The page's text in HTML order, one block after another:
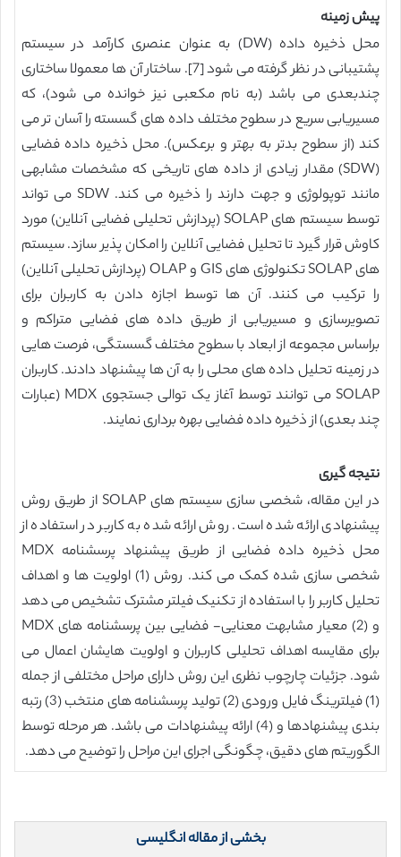
پیش زمینه
محل ذخیره داده (DW) به عنوان عنصری کارآمد در سیستم
پشتیبانی در نظر گرفته می شود [7]. ساختار آن ها معمولا ساختاری
چندبعدی می باشد (به نام مکعبی نیز خوانده می شود)، که
مسیریابی سریع در سطوح مختلف داده های گسسته را آسان تر می
کند (از سطوح بدتر به بهتر و برعکس). محل ذخیره داده فضایی
(SDW) مقدار زیادی از داده های تاریخی که مشخصات مشابهی
مانند توپولوژی و جهت دارند را ذخیره می کند. SDW می تواند
توسط سیستم های SOLAP (پردازش تحلیلی فضایی آنلاین) مورد
کاوش قرار گیرد تا تحلیل فضایی آنلاین را امکان پذیر سازد. سیستم
های SOLAP تکنولوژی های GIS و OLAP (پردازش تحلیلی آنلاین)
را ترکیب می کنند. آن ها توسط اجازه دادن به کاربران برای
تصویرسازی و مسیریابی از طریق داده های فضایی متراکم و
براساس مجموعه از ابعاد با سطوح مختلف گسستگی، فرصت هایی
در زمینه تحلیل داده های محلی را به آن ها پیشنهاد دادند. کاربران
SOLAP می توانند توسط آغاز یک توالی جستجوی MDX (عبارات
چند بعدی) از ذخیره داده فضایی بهره برداری نمایند.
نتیجه گیری
در این مقاله، شخصی سازی سیستم های SOLAP از طریق روش
پیشنهادی ارائه شده است. روش ارائه شده به کاربر در استفاده از
محل ذخیره داده فضایی از طریق پیشنهاد پرسشنامه MDX
شخصی سازی شده کمک می کند. روش (1) اولویت ها و اهداف
تحلیل کاربر را با استفاده از تکنیک فیلتر مشترک تشخیص می دهد
و (2) معیار مشابهت معنایی- فضایی بین پرسشنامه های MDX
برای مقایسه اهداف تحلیلی کاربران و اولویت هایشان اعمال می
شود. جزئیات چارچوب نظری این روش دارای مراحل مختلفی از جمله
(1) فیلترینگ فایل ورودی (2) تولید پرسشنامه های منتخب (3) رتبه
بندی پیشنهادها و (4) ارائه پیشنهادات می باشد. هر مرحله توسط
الگوریتم های دقیق، چگونگی اجرای این مراحل را توضیح می دهد.
بخشی از مقاله انگلیسی